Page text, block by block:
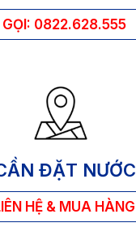
GỌI: 0822.628.555
ĐẶT NƯỚC
HỆ & MUA HÀNG